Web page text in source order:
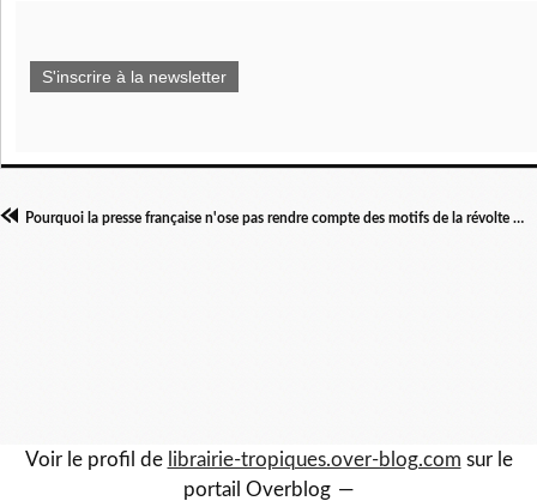
S'inscrire à la newsletter
Pourquoi la presse française n'ose pas rendre compte des motifs de la révolte des libanais
Voir le profil de librairie-tropiques.over-blog.com sur le
portail Overblog